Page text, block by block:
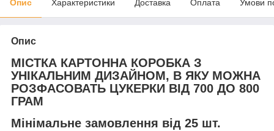
Опис Характеристики Доставка Оплата Умови
Опис
МІСТКА КАРТОННА КОРОБКА З
УНІКАЛЬНИМ ДИЗАЙНОМ, В ЯКУ МОЖНА
РОЗФАСОВАТЬ ЦУКЕРКИ ВІД 700 ДО 800
ГРАМ
Мінімальне замовлення від 25 шт.